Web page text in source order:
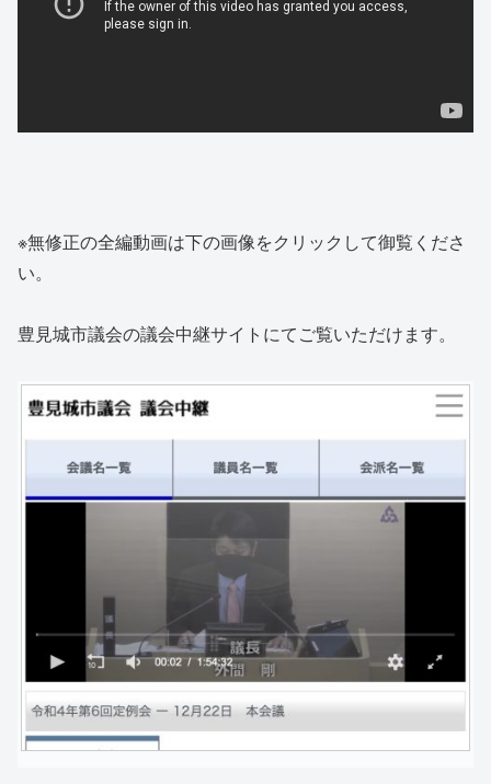
※無修正の全編動画は下の画像をクリックして御覧くださ
い。
豊見城市議会の議会中継サイトにてご覧いただけます。